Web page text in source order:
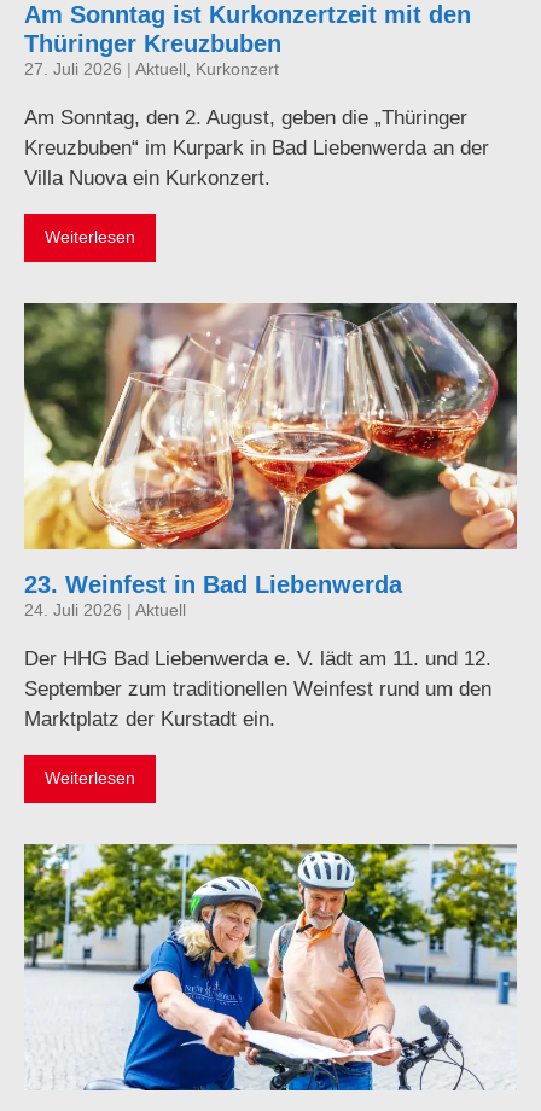
Am Sonntag ist Kurkonzertzeit mit den
Thüringer Kreuzbuben
27. Juli 2026 Aktuell , Kurkonzert
Am Sonntag, den 2. August, geben die „Thüringer
Kreuzbuben“ im Kurpark in Bad Liebenwerda an der
Villa Nuova ein Kurkonzert.
Weiterlesen
23. Weinfest in Bad Liebenwerda
24. Juli 2026 Aktuell
Der HHG Bad Liebenwerda e. V. lädt am 11. und 12.
September zum traditionellen Weinfest rund um den
Marktplatz der Kurstadt ein.
Weiterlesen